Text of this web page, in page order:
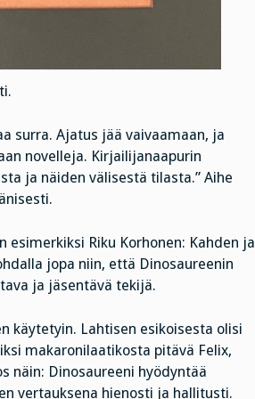
surra. Ajatus jää vaivaamaan, ja
novelleja. Kirjailijanaapurin
ja näiden välisestä tilasta.” Aihe
Riku Korhonen: Kahden ja
jopa niin, että Dinosaureenin
ja jäsentävä tekijä.
käytetyin. Lahtisen esikoisesta olisi
makaronilaatikosta pitävä Felix,
näin: Dinosaureeni hyödyntää
vertauksena hienosti ja hallitusti.